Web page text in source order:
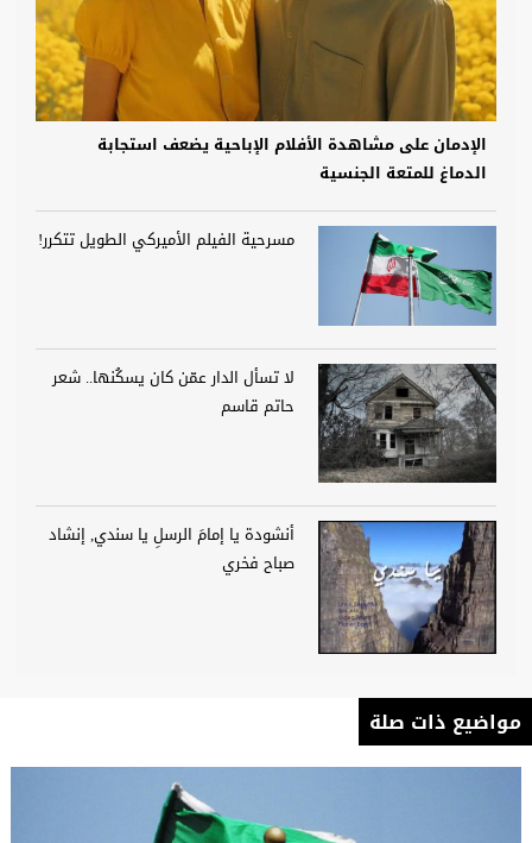
الإدمان على مشاهدة الأفلام الإباحية يضعف استجابة
الدماغ للمتعة الجنسية
مسرحية الفيلم الأميركي الطويل تتكرر!
لا تسأل الدار عمّن كان يسكُنها.. شعر
حاتم قاسم
أنشودة يا إمامَ الرسلِ يا سندي, إنشاد
صباح فخري
مواضيع ذات صلة